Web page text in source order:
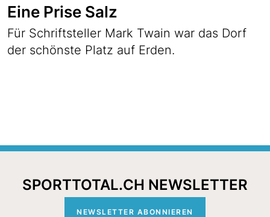
Eine Prise Salz
Für Schriftsteller Mark Twain war das Dorf
der schönste Platz auf Erden.
SPORTTOTAL.CH NEWSLETTER
NEWSLETTER ABONNIEREN